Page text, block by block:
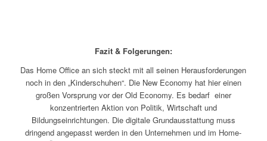
Fazit & Folgerungen:
Das Home Office an sich steckt mit all seinen Herausforderungen
noch in den „Kinderschuhen“. Die New Economy hat hier einen
großen Vorsprung vor der Old Economy. Es bedarf einer
konzentrierten Aktion von Politik, Wirtschaft und
Bildungseinrichtungen. Die digitale Grundausstattung muss
dringend angepasst werden in den Unternehmen und im Home-